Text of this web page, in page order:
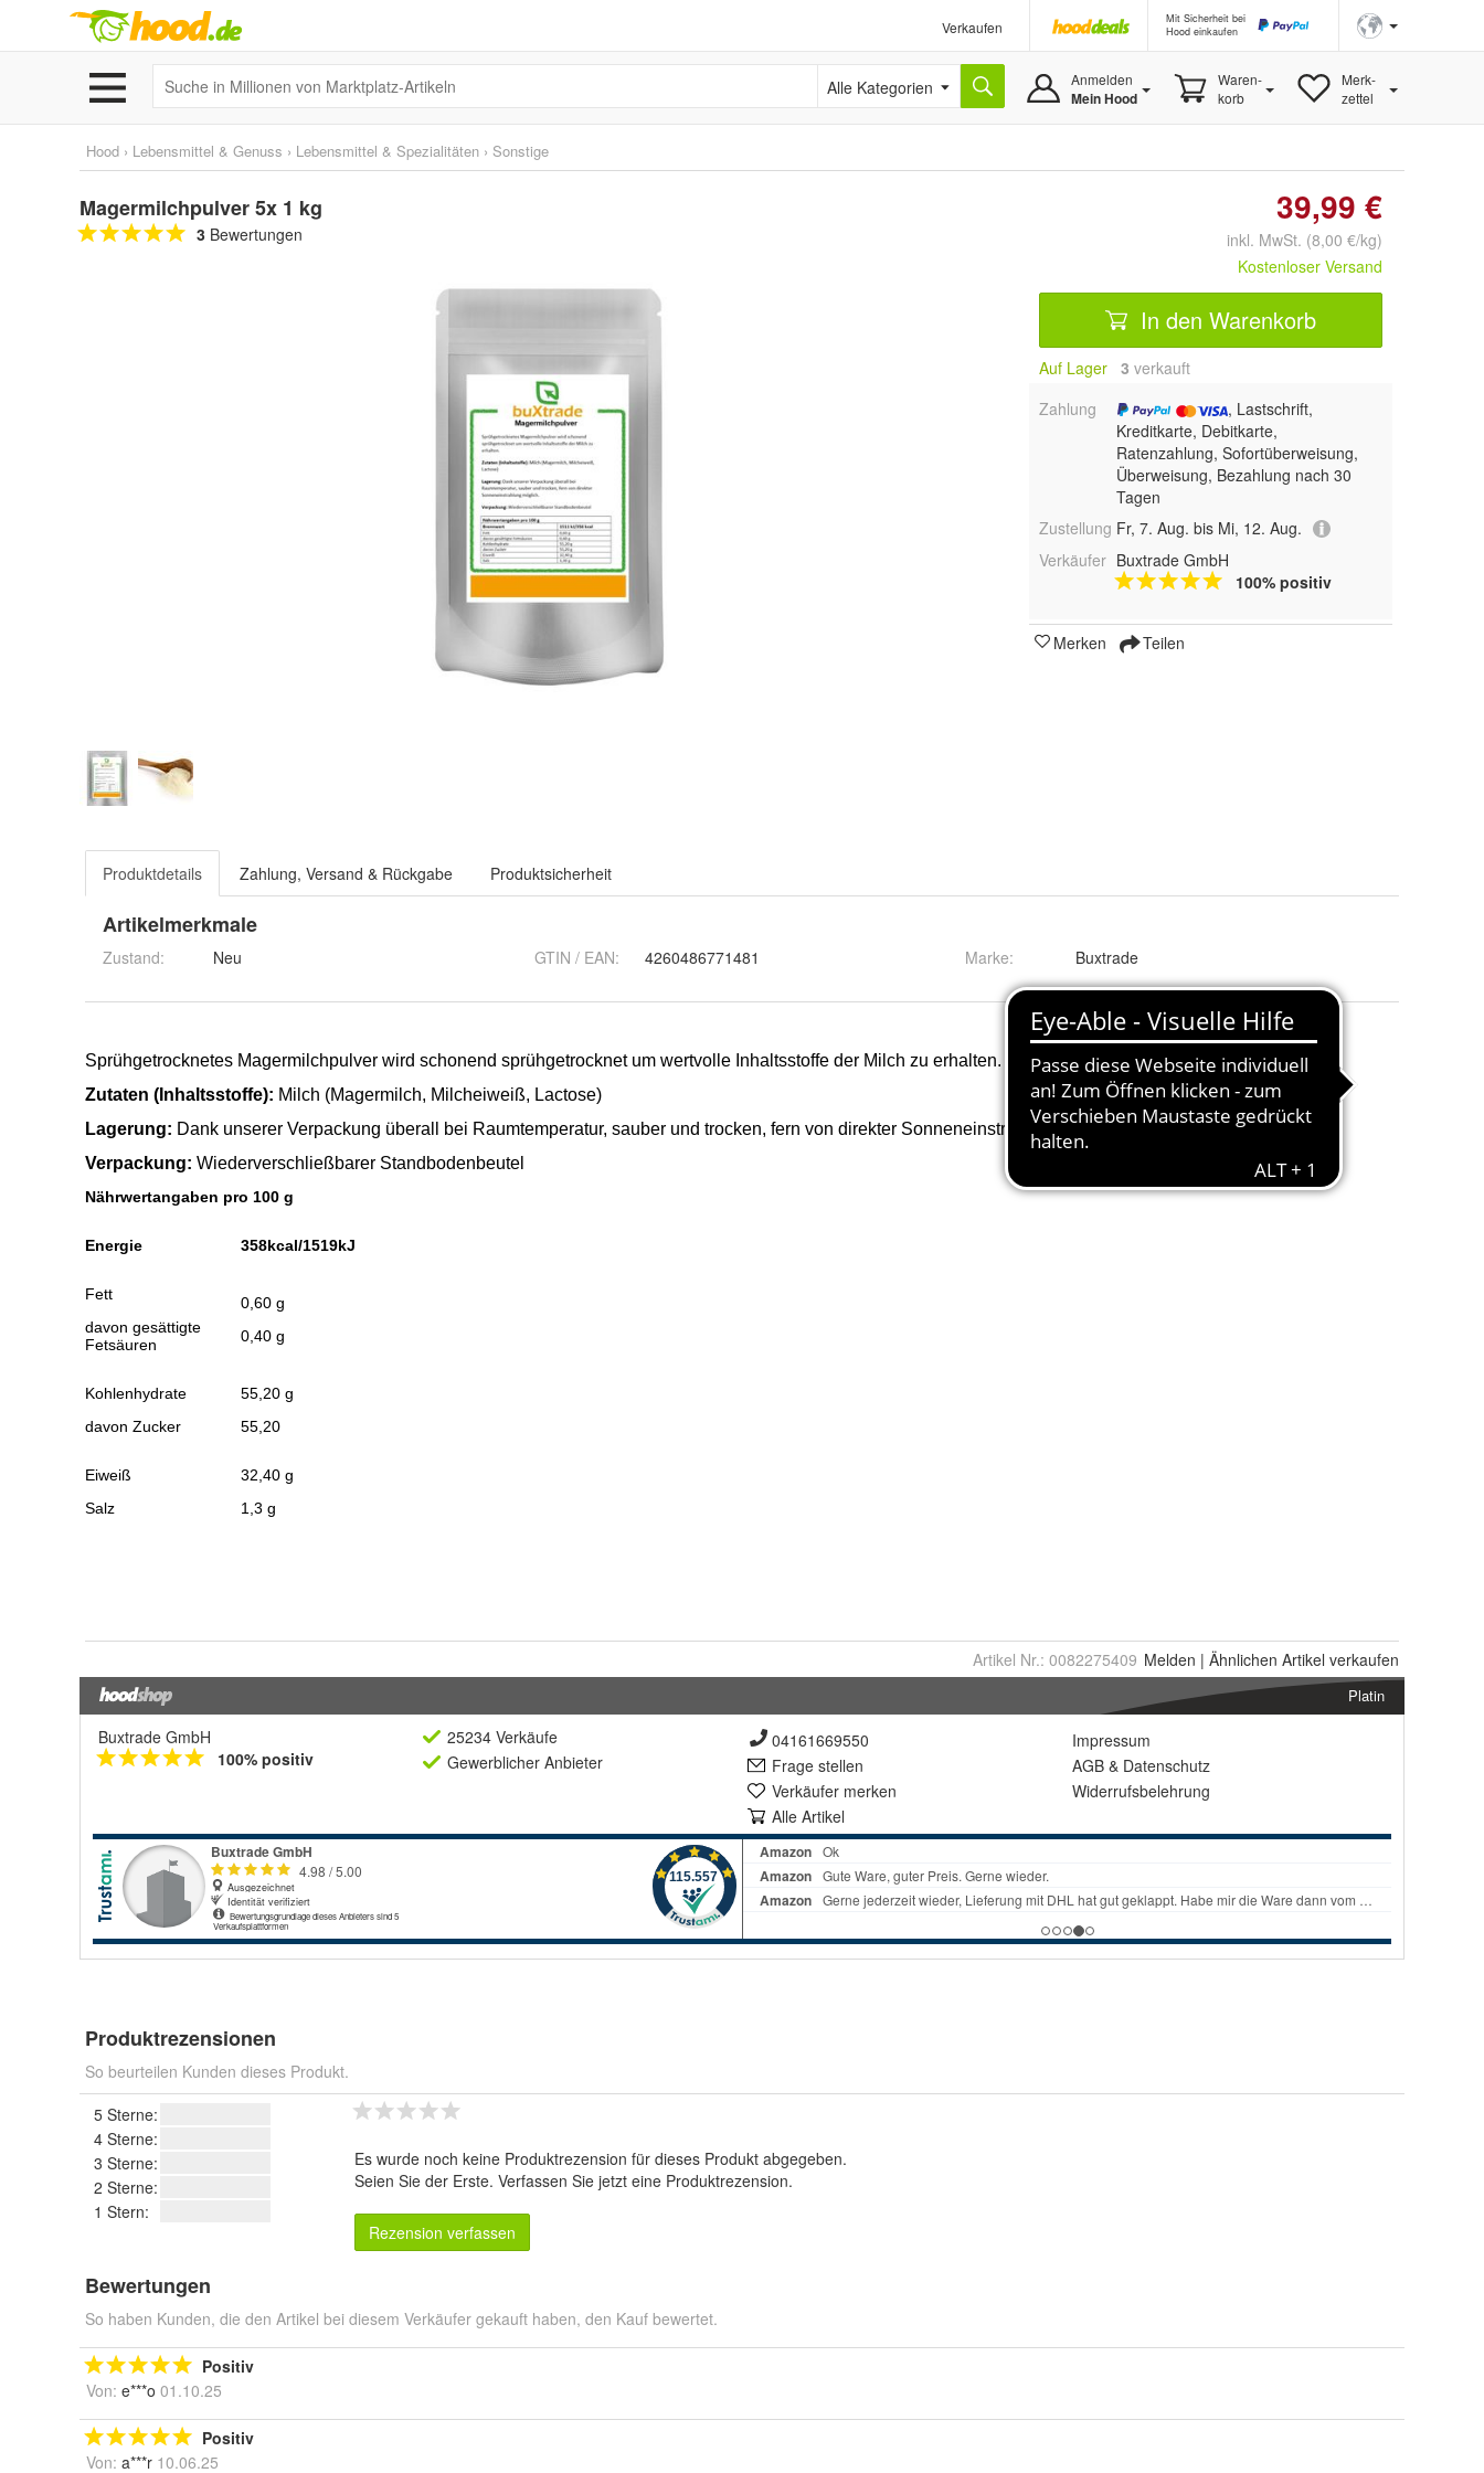
Verkaufen
Mit Sicherheit bei
Hood einkaufen
Alle Kategorien Anmelden
Mein Hood
Waren-
korb
Merk-
zettel
Hood › Lebensmittel & Genuss › Lebensmittel & Spezialitäten › Sonstige
Magermilchpulver 5x 1 kg
3 Bewertungen
39,99 €
inkl. MwSt. (8,00 €/kg)
Kostenloser Versand
In den Warenkorb
Auf Lager 3 verkauft
Zahlung
, Lastschrift,
Kreditkarte, Debitkarte,
Ratenzahlung, Sofortüberweisung,
Überweisung, Bezahlung nach 30
Tagen
Zustellung Fr, 7. Aug. bis Mi, 12. Aug.
Verkäufer Buxtrade GmbH
100% positiv
Merken Teilen
Produktdetails Zahlung, Versand & Rückgabe Produktsicherheit
Artikelmerkmale
Zustand: Neu GTIN / EAN: 4260486771481 Marke: Buxtrade
Artikel Nr.: 0082275409 Melden | Ähnlichen Artikel verkaufen
Platin
Buxtrade GmbH
100% positiv
25234 Verkäufe
Gewerblicher Anbieter
04161669550
Frage stellen
Verkäufer merken
Alle Artikel
Impressum
AGB & Datenschutz
Widerrufsbelehrung
Produktrezensionen
So beurteilen Kunden dieses Produkt.
5 Sterne:
4 Sterne:
3 Sterne:
2 Sterne:
1 Stern:
Es wurde noch keine Produktrezension für dieses Produkt abgegeben.
Seien Sie der Erste. Verfassen Sie jetzt eine Produktrezension.
Rezension verfassen
Bewertungen
So haben Kunden, die den Artikel bei diesem Verkäufer gekauft haben, den Kauf bewertet.
Positiv
Von: e***o 01.10.25
Positiv
Von: a***r 10.06.25